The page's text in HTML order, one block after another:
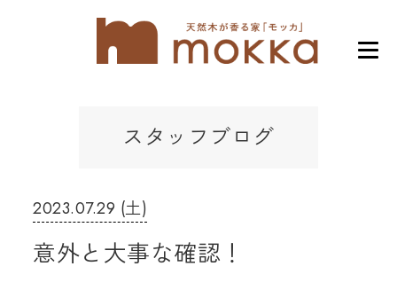
スタッフブログ
2023.07.29 (土)
意外と大事な確認！